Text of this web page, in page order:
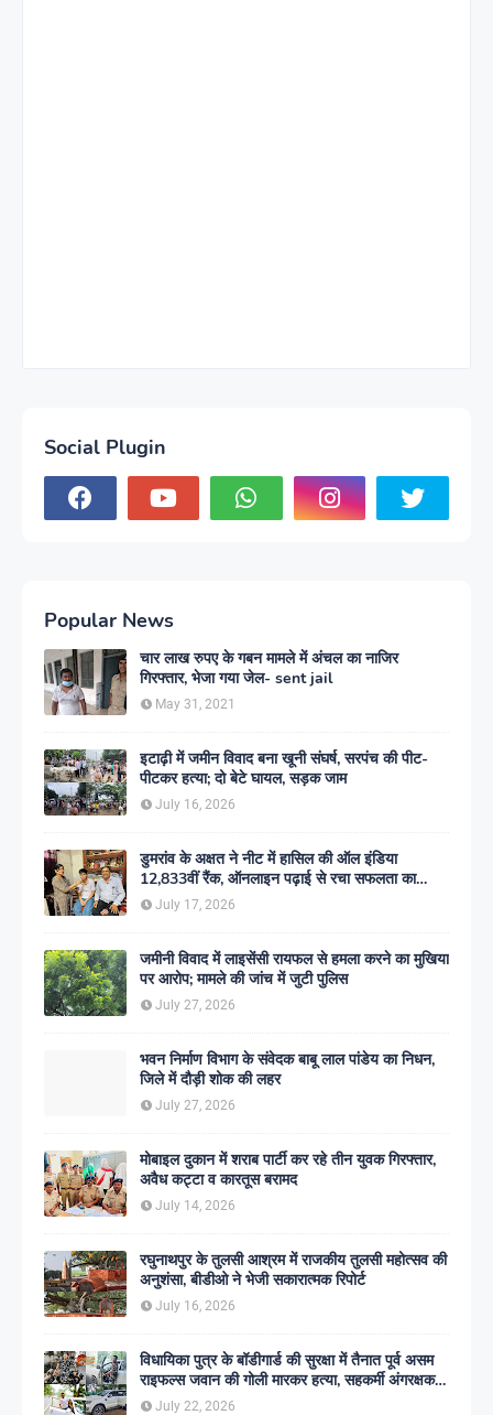
Social Plugin
Popular News
चार लाख रुपए के गबन मामले में अंचल का नाजिर
गिरफ्तार, भेजा गया जेल- sent jail
May 31, 2021
इटाढ़ी में जमीन विवाद बना खूनी संघर्ष, सरपंच की पीट-
पीटकर हत्या; दो बेटे घायल, सड़क जाम
July 16, 2026
डुमरांव के अक्षत ने नीट में हासिल की ऑल इंडिया
12,833वीं रैंक, ऑनलाइन पढ़ाई से रचा सफलता का
इतिहास
July 17, 2026
जमीनी विवाद में लाइसेंसी रायफल से हमला करने का मुखिया
पर आरोप; मामले की जांच में जुटी पुलिस
July 27, 2026
भवन निर्माण विभाग के संवेदक बाबू लाल पांडेय का निधन,
जिले में दौड़ी शोक की लहर
July 27, 2026
मोबाइल दुकान में शराब पार्टी कर रहे तीन युवक गिरफ्तार,
अवैध कट्टा व कारतूस बरामद
July 14, 2026
रघुनाथपुर के तुलसी आश्रम में राजकीय तुलसी महोत्सव की
अनुशंसा, बीडीओ ने भेजी सकारात्मक रिपोर्ट
July 16, 2026
विधायिका पुत्र के बॉडीगार्ड की सुरक्षा में तैनात पूर्व असम
राइफल्स जवान की गोली मारकर हत्या, सहकर्मी अंगरक्षक
गिरफ्तार
July 22, 2026